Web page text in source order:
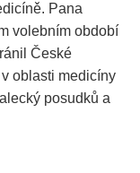
Pana
volebním období
České
oblasti medicíny
posudků a